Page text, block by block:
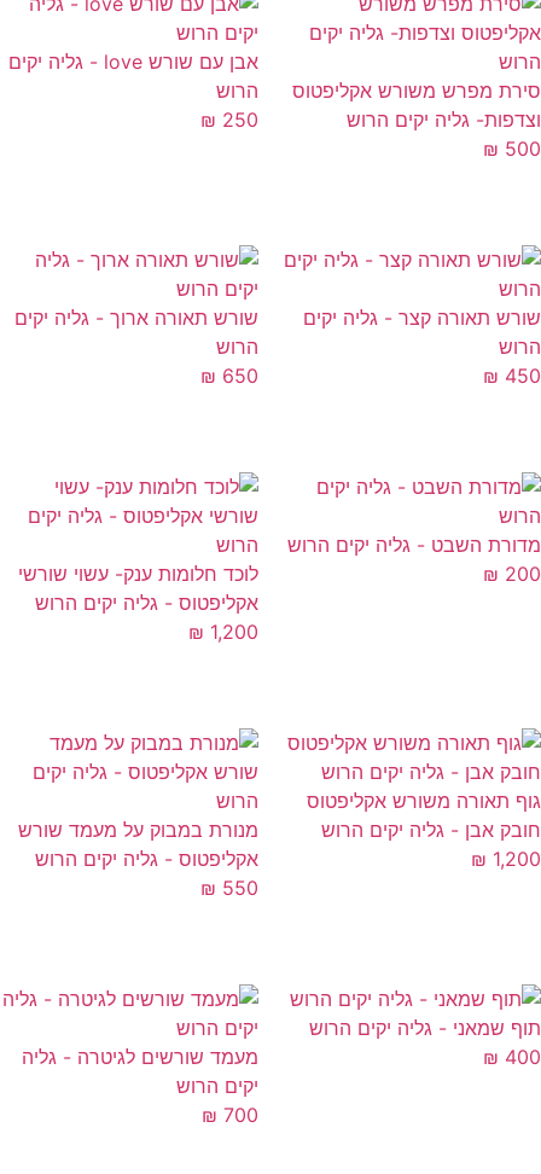
מפרש משורש אקליפטוס
גליה יקים הרוש
₪
אבן עם שורש love - גליה יקים
הרוש
250
₪
תאורה קצר - גליה יקים
₪
שורש תאורה ארוך - גליה יקים
הרוש
650
₪
השבט - גליה יקים הרוש
₪
לוכד חלומות ענק- עשוי שורשי
אקליפטוס - גליה יקים הרוש
1,200
₪
תאורה משורש אקליפטוס
אבן - גליה יקים הרוש
₪
מנורת במבוק על מעמד שורש
אקליפטוס - גליה יקים הרוש
550
₪
שמאני - גליה יקים הרוש
₪
מעמד שורשים לגיטרה - גליה
יקים הרוש
700
₪